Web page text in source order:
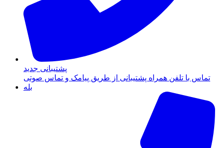
پشتیبانی جدید
تماس با تلفن همراه پشتیبانی از طریق پیامک و تماس صوتی
بله